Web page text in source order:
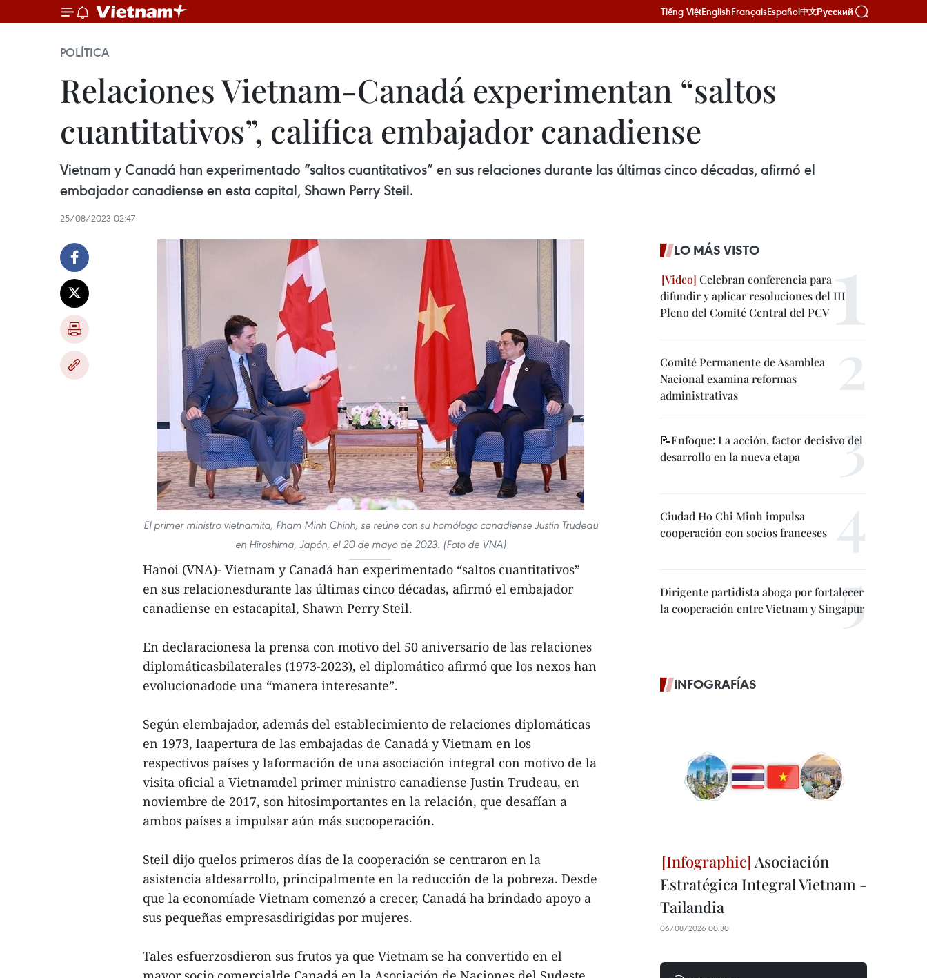
Tiếng ViệtEnglishFrançaisEspañol中文Русский
POLÍTICA
Relaciones Vietnam-Canadá experimentan “saltos
cuantitativos”, califica embajador canadiense
Vietnam y Canadá han experimentado “saltos cuantitativos” en sus relaciones durante las últimas cinco décadas, afirmó el
embajador canadiense en esta capital, Shawn Perry Steil.
25/08/2023 02:47
El primer ministro vietnamita, Pham Minh Chinh, se reúne con su homólogo canadiense Justin Trudeau
en Hiroshima, Japón, el 20 de mayo de 2023. (Foto de VNA)
Hanoi (VNA)- Vietnam y Canadá han experimentado “saltos cuantitativos”
en sus relacionesdurante las últimas cinco décadas, afirmó el embajador
canadiense en estacapital, Shawn Perry Steil.
En declaracionesa la prensa con motivo del 50 aniversario de las relaciones
diplomáticasbilaterales (1973-2023), el diplomático afirmó que los nexos han
evolucionadode una “manera interesante”.
Según elembajador, además del establecimiento de relaciones diplomáticas
en 1973, laapertura de las embajadas de Canadá y Vietnam en los
respectivos países y laformación de una asociación integral con motivo de la
visita oficial a Vietnamdel primer ministro canadiense Justin Trudeau, en
noviembre de 2017, son hitosimportantes en la relación, que desafían a
ambos países a impulsar aún más sucooperación.
Steil dijo quelos primeros días de la cooperación se centraron en la
asistencia aldesarrollo, principalmente en la reducción de la pobreza. Desde
que la economíade Vietnam comenzó a crecer, Canadá ha brindado apoyo a
sus pequeñas empresasdirigidas por mujeres.
Tales esfuerzosdieron sus frutos ya que Vietnam se ha convertido en el
LO MÁS VISTO
Celebran conferencia para
difundir y aplicar resoluciones del III
Pleno del Comité Central del PCV
Comité Permanente de Asamblea
Nacional examina reformas
administrativas
📝Enfoque: La acción, factor decisivo del
desarrollo en la nueva etapa
Ciudad Ho Chi Minh impulsa
cooperación con socios franceses
Dirigente partidista aboga por fortalecer
la cooperación entre Vietnam y Singapur
INFOGRAFÍAS
Asociación
Estratégica Integral Vietnam -
Tailandia
06/08/2026 00:30